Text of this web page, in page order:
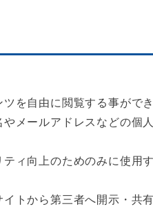
を自由に閲覧する事ができ
メールアドレスなどの個
ィ向上のためのみに使用
トから第三者へ開示・共